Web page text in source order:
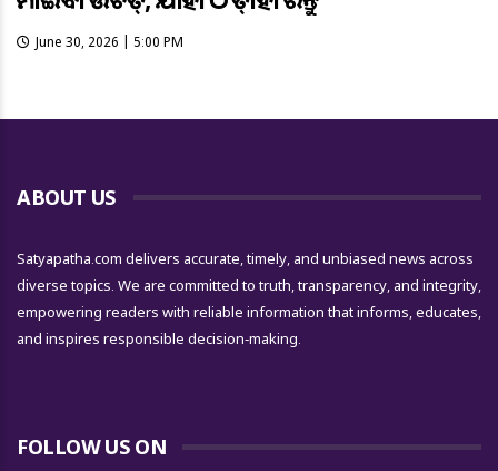
June 30, 2026 | 5:00 PM
ABOUT US
Satyapatha.com delivers accurate, timely, and unbiased news across
diverse topics. We are committed to truth, transparency, and integrity,
empowering readers with reliable information that informs, educates,
and inspires responsible decision-making.
FOLLOW US ON